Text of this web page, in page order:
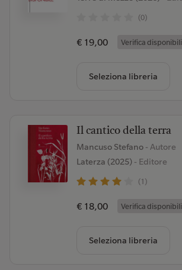
(0)
€ 19,00 Verifica
Seleziona libreria
Il cantico della terra
Mancuso Stefano - Autore
Laterza (2025)- Editore
(1)
€ 18,00 Verifica
Seleziona libreria